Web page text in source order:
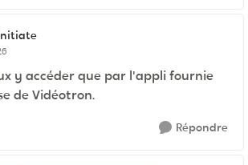
y accéder que par l'appli fournie
de Vidéotron.
Répondre